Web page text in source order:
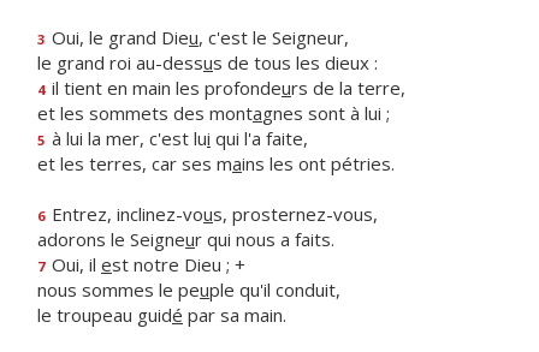
3 Oui, le grand Dieu, c'est le Seigneur,
le grand roi au-dessus de tous les dieux :
4 il tient en main les profondeurs de la terre,
et les sommets des montagnes sont à lui ;
5 à lui la mer, c'est lui qui l'a faite,
et les terres, car ses mains les ont pétries.
6 Entrez, inclinez-vous, prosternez-vous,
adorons le Seigneur qui nous a faits.
7 Oui, il est notre Dieu ; +
nous sommes le peuple qu'il conduit,
le troupeau guidé par sa main.